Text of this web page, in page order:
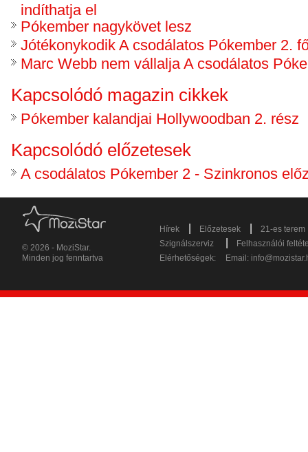
indíthatja el
Pókember nagykövet lesz
Jótékonykodik A csodálatos Pókember 2.
Marc Webb nem vállalja A csodálatos
Kapcsolódó magazin cikkek
Pókember kalandjai Hollywoodban 2. rész
Kapcsolódó előzetesek
A csodálatos Pókember 2 - Szinkronos
© 2026 - MoziStar.
Minden jog fenntartva
Hírek Előzetesek
21-es terem
Szignálszerviz
Felhasználói
Elérhetőségek:
Email: